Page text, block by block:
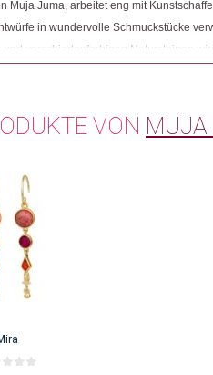
Muja Juma, arbeitet eng mit
in wundervolle Schmuckstücke
verschiedenfarbigen Natursteinen
VON